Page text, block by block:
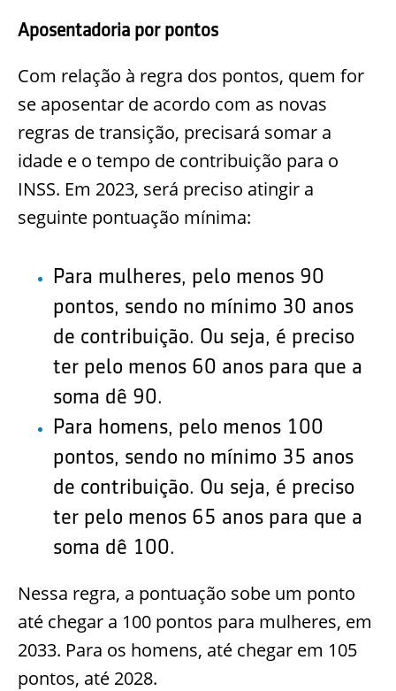
Aposentadoria por pontos
Com relação à regra dos pontos, quem for
se aposentar de acordo com as novas
regras de transição, precisará somar a
idade e o tempo de contribuição para o
INSS. Em 2023, será preciso atingir a
seguinte pontuação mínima:
Para mulheres, pelo menos 90
pontos, sendo no mínimo 30 anos
de contribuição. Ou seja, é preciso
ter pelo menos 60 anos para que a
soma dê 90.
Para homens, pelo menos 100
pontos, sendo no mínimo 35 anos
de contribuição. Ou seja, é preciso
ter pelo menos 65 anos para que a
soma dê 100.
Nessa regra, a pontuação sobe um ponto
até chegar a 100 pontos para mulheres, em
2033. Para os homens, até chegar em 105
pontos, até 2028.